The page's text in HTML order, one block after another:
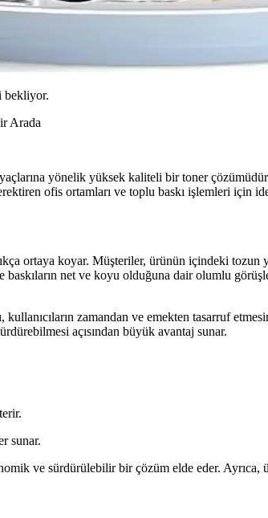
bekliyor.
Arada
yönelik yüksek kaliteli bir toner
ofis ortamları ve toplu baskı işlemleri için
ortaya koyar. Müşteriler, ürünün içindeki tozun
baskıların net ve koyu olduğuna dair olumlu
zamandan ve emekten tasarruf
açısından büyük avantaj sunar.
sunar.
ve sürdürülebilir bir çözüm elde eder.